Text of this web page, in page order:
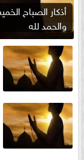
والحمد لله